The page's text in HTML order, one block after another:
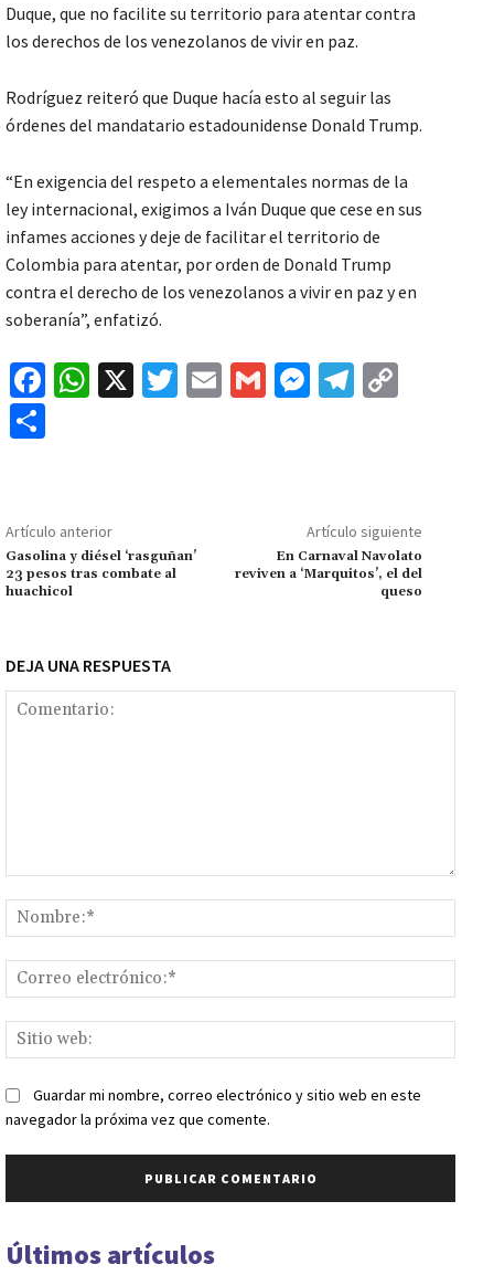
Duque, que no facilite su territorio para atentar contra
los derechos de los venezolanos de vivir en paz.
Rodríguez reiteró que Duque hacía esto al seguir las
órdenes del mandatario estadounidense Donald Trump.
“En exigencia del respeto a elementales normas de la
ley internacional, exigimos a Iván Duque que cese en sus
infames acciones y deje de facilitar el territorio de
Colombia para atentar, por orden de Donald Trump
contra el derecho de los venezolanos a vivir en paz y en
soberanía”, enfatizó.
Fa
o
k
W
p
p
X
T
E
G
M
ge
r
Te
m Li
n
k
p
ar
tir
Artículo anterior
Gasolina y diésel ‘rasguñan’
23 pesos tras combate al
huachicol
Artículo siguiente
En Carnaval Navolato
reviven a ‘Marquitos’, el del
queso
DEJA UNA RESPUESTA
web:
Guardar mi nombre, correo electrónico y sitio web en este
navegador la próxima vez que comente.
Últimos artículos